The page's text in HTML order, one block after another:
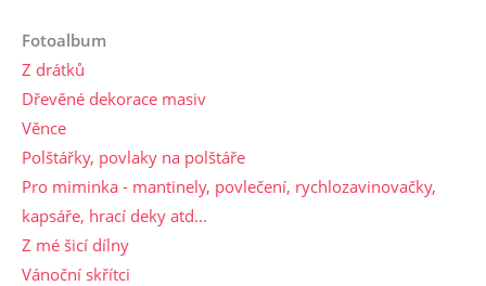
Fotoalbum
Z drátků
Dřevěné dekorace masiv
Věnce
Polštářky, povlaky na polštáře
Pro miminka - mantinely, povlečení, rychlozavinovačky,
kapsáře, hrací deky atd...
Z mé šicí dílny
Vánoční skřítci